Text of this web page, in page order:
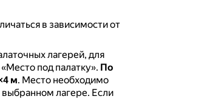
в зависимости от
лагерей, для
под палатку». По
м. Место необходимо
выбранном лагере. Если